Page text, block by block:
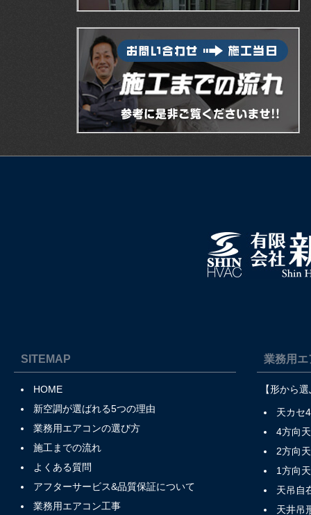
SITEMAP
HOME
新空調が選ばれる5つの理由
業務用エアコンの選び方
施工までの流れ
よくある質問
アフターサービス&品質保証について
業務用エアコン工事
業務用エ
【形から
天カセ
4方向
2方向
1方向
天吊自
天井吊